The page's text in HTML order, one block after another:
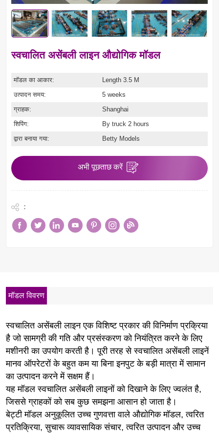
स्वचालित असेंबली लाइन औद्योगिक मॉडल
मॉडल का आकार:
Length 3.5 M
उत्पादन समय:
5 weeks
ग्राहक:
Shanghai
शिपिंग:
By truck 2 hours
द्वारा बनाया गया:
Betty Models
अभी पूछताछ करें
:
मॉडल विवरण
स्वचालित असेंबली लाइन एक विशिष्ट प्रकार की विनिर्माण प्रक्रिया
है जो सामग्री की गति और प्रसंस्करण को नियंत्रित करने के लिए
मशीनरी का उपयोग करती है। पूरी तरह से स्वचालित असेंबली लाइनें
मानव ऑपरेटरों के बहुत कम या बिना इनपुट के बड़ी मात्रा में सामान
का उत्पादन करने में सक्षम हैं।
यह मॉडल स्वचालित असेंबली लाइनों को दिखाने के लिए ज्वलंत है,
जिससे ग्राहकों को सब कुछ समझना आसान हो जाता है।
बेट्टी मॉडल अनुकूलित उच्च गुणवत्ता वाले औद्योगिक मॉडल, त्वरित
प्रतिक्रिया, सुचारू व्यावसायिक संचार, त्वरित उत्पादन और उच्च